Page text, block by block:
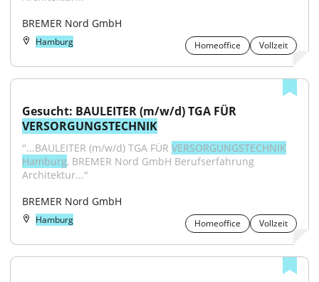
BREMER Nord GmbH
Hamburg Homeoffice Vollzeit
VERSORGUNGSTECHNIK
"...BAULEITER (m/w/d) TGA FÜR VERSORGUNGSTECHNIK
Hamburg, BREMER Nord GmbH Berufserfahrung
Architektur..."
BREMER Nord GmbH
Hamburg Homeoffice Vollzeit